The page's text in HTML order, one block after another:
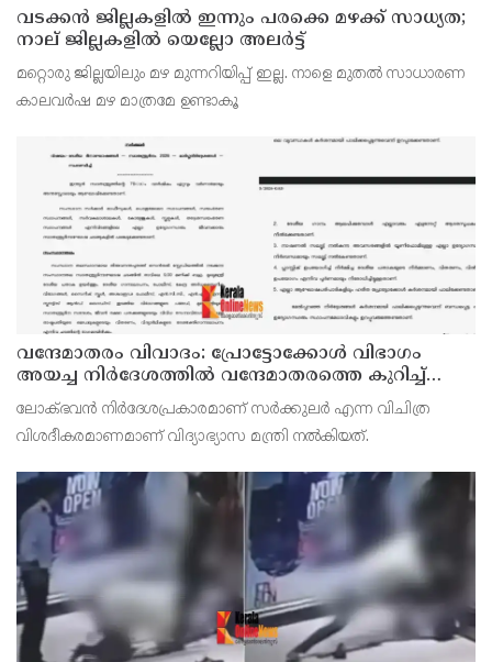
വടക്കന്‍ ജില്ലകളില്‍ ഇന്നും പരക്കെ മഴക്ക് സാധ്യത;
നാല് ജില്ലകളില്‍ യെല്ലോ അലര്‍ട്ട്
മറ്റൊരു ജില്ലയിലും മഴ മുന്നറിയിപ്പ് ഇല്ല. നാളെ മുതല്‍ സാധാരണ
കാലവര്‍ഷ മഴ മാത്രമേ ഉണ്ടാകൂ
വന്ദേമാതരം വിവാദം: പ്രോട്ടോക്കോള്‍ വിഭാഗം
അയച്ച നിര്‍ദേശത്തില്‍ വന്ദേമാതരത്തെ കുറിച്ച്
പരാമര്‍ശമില്ല; നിര്‍ദേശം ദേശീയ ഗാനം
ആലപിക്കാന്‍
ലോക്ഭവന്‍ നിര്‍ദേശപ്രകാരമാണ് സര്‍ക്കുലര്‍ എന്ന വിചിത്ര
വിശദീകരമാണമാണ് വിദ്യാഭ്യാസ മന്ത്രി നല്‍കിയത്.